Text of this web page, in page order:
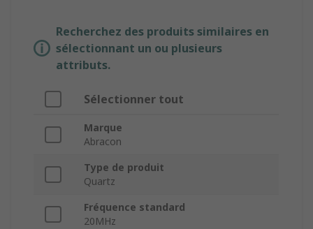
Recherchez des produits similaires en
sélectionnant un ou plusieurs
attributs.
Sélectionner tout
Marque
Abracon
Type de produit
Quartz
Fréquence standard
20MHz